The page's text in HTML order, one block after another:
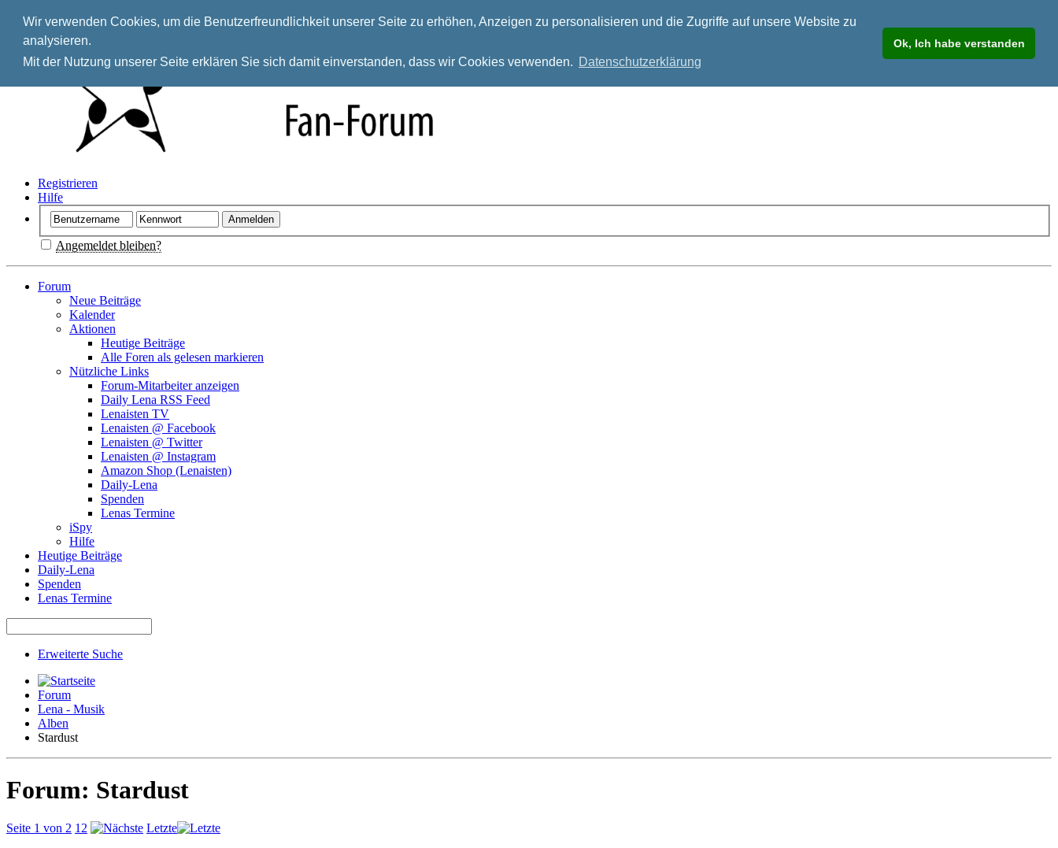
Wir verwenden Cookies, um die Benutzerfreundlichkeit unserer Seite zu erhöhen, Anzeigen zu personalisieren und die Zugriffe auf unsere Website zu
analysieren.
Mit der Nutzung unserer Seite erklären Sie sich damit einverstanden, dass wir Cookies verwenden. Datenschutzerklärung
Ok, Ich habe verstanden
Registrieren
Hilfe
Angemeldet bleiben?
Forum
Neue Beiträge
Kalender
Aktionen
Heutige Beiträge
Alle Foren als gelesen markieren
Nützliche Links
Forum-Mitarbeiter anzeigen
Daily Lena RSS Feed
Lenaisten TV
Lenaisten @ Facebook
Lenaisten @ Twitter
Lenaisten @ Instagram
Amazon Shop (Lenaisten)
Daily-Lena
Spenden
Lenas Termine
iSpy
Hilfe
Heutige Beiträge
Daily-Lena
Spenden
Lenas Termine
Erweiterte Suche
Forum
Lena - Musik
Alben
Stardust
Forum: Stardust
Seite 1 von 2 12 Letzte